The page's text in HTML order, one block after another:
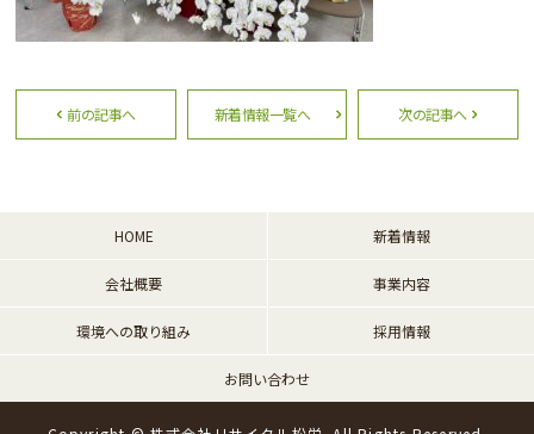
前の記事へ 新着情報一覧へ 次の記事へ
HOME 新着情報
会社概要 事業内容
環境への取り組み 採用情報
お問い合わせ